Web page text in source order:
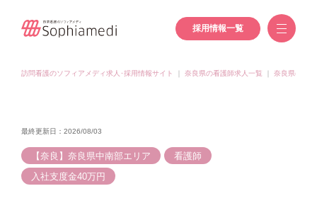
採用情報一覧
訪問看護のソフィアメディ求人･採用情報サイト 奈良県の看護師求人一覧 奈良県(橿原
最終更新日：2026/08/03
【奈良】奈良県中南部エリア
看護師
入社支度金40万円